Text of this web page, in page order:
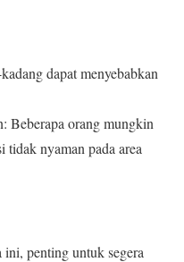
dapat menyebabkan
Beberapa orang mungkin
tidak nyaman pada area
penting untuk segera